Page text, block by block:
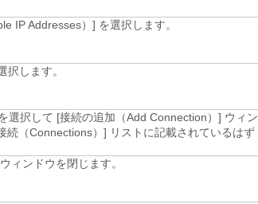
IP Addresses）] を選択します。
択します。
選択して [接続の追加（Add Connection）] ウィン
続（Connections）] リストに記載されているはず
ウィンドウを閉じます。